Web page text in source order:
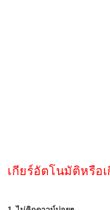
เกียร์อัตโนมัติหรือ